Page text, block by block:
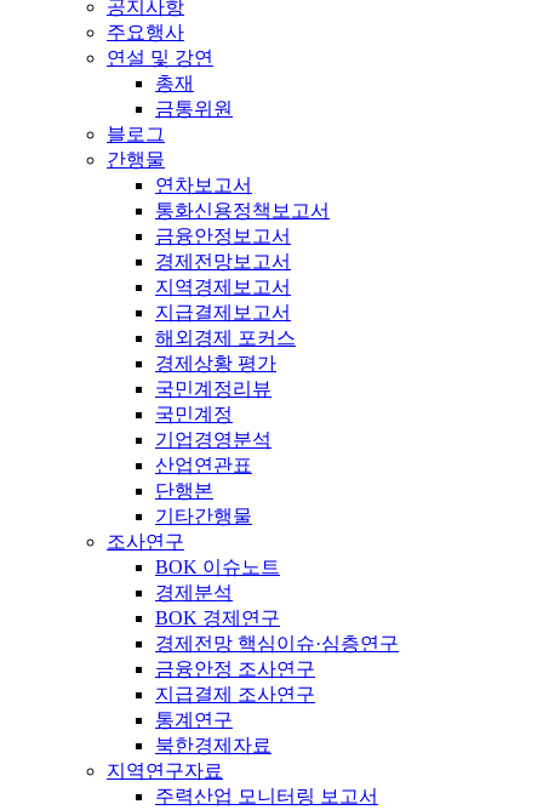
공지사항
주요행사
연설 및 강연
총재
금통위원
블로그
간행물
연차보고서
통화신용정책보고서
금융안정보고서
경제전망보고서
지역경제보고서
지급결제보고서
해외경제 포커스
경제상황 평가
국민계정리뷰
국민계정
기업경영분석
산업연관표
단행본
기타간행물
조사연구
BOK 이슈노트
경제분석
BOK 경제연구
경제전망 핵심이슈·심층연구
금융안정 조사연구
지급결제 조사연구
통계연구
북한경제자료
지역연구자료
주력산업 모니터링 보고서